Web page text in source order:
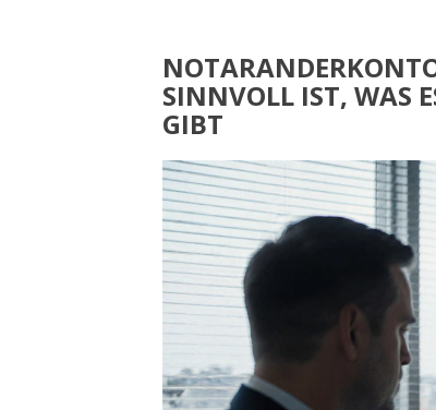
SINNVOLL IST, WAS
GIBT